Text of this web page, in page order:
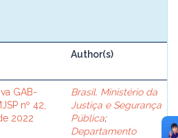
Author(s)
GAB-
nº 42,
2022
Brasil. Ministério da
Justiça e Segurança
Pública;
Departamento